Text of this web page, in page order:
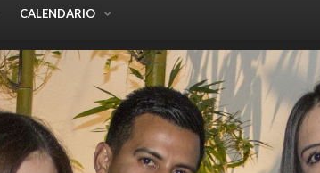
CALENDARIO